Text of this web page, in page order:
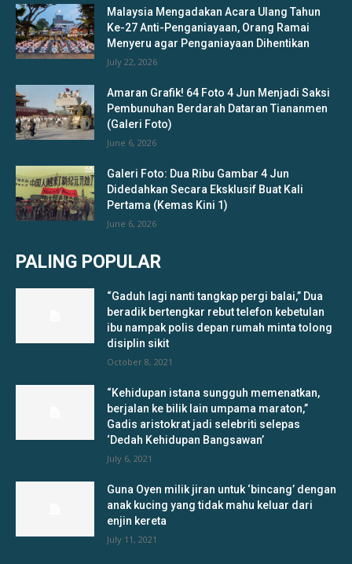
Malaysia Mengadakan Acara Ulang Tahun
Ke-27 Anti-Penganiayaan, Orang Ramai
Menyeru agar Penganiayaan Dihentikan
July 22, 2026
Amaran Grafik! 64 Foto 4 Jun Menjadi Saksi
Pembunuhan Berdarah Dataran Tiananmen
(Galeri Foto)
June 6, 2026
Galeri Foto: Dua Ribu Gambar 4 Jun
Didedahkan Secara Eksklusif Buat Kali
Pertama (Kemas Kini 1)
June 6, 2026
PALING POPULAR
“Gaduh lagi nanti tangkap pergi balai,” Dua
beradik bertengkar rebut telefon kebetulan
ibu nampak polis depan rumah minta tolong
disiplin sikit
October 8, 2021
“Kehidupan istana sungguh memenatkan,
berjalan ke bilik lain umpama maraton,”
Gadis aristokrat jadi selebriti selepas
‘Dedah Kehidupan Bangsawan’
July 6, 2021
Guna Oyen milik jiran untuk ‘bincang’ dengan
anak kucing yang tidak mahu keluar dari
enjin kereta
July 11, 2021